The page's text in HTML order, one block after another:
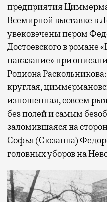
предприятия
Всемирной выставке в
увековечены пером
Достоевского в романе
наказание» при
Родиона
круглая,
изношенная, совсем
без полей и самым
заломившаяся на
Софья (Сюзанна)
головных уборов на